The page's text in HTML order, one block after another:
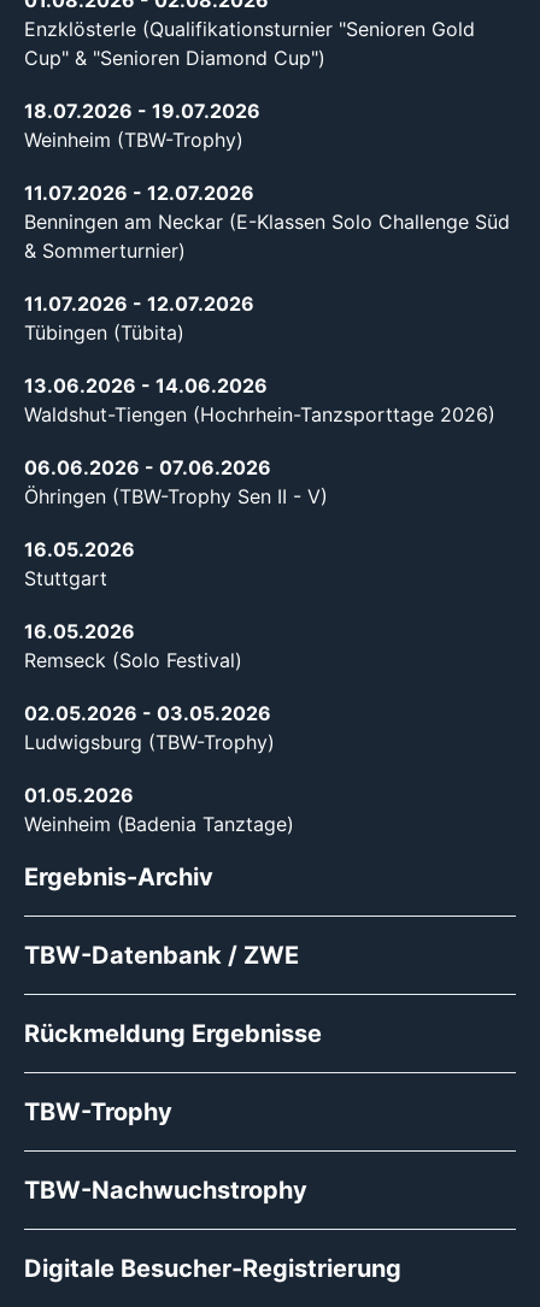
Enzklösterle (Qualifikationsturnier "Senioren Gold
Cup" & "Senioren Diamond Cup")
18.07.2026 - 19.07.2026
Weinheim (TBW-Trophy)
11.07.2026 - 12.07.2026
Benningen am Neckar (E-Klassen Solo Challenge Süd
& Sommerturnier)
11.07.2026 - 12.07.2026
Tübingen (Tübita)
13.06.2026 - 14.06.2026
Waldshut-Tiengen (Hochrhein-Tanzsporttage 2026)
06.06.2026 - 07.06.2026
Öhringen (TBW-Trophy Sen II - V)
16.05.2026
Stuttgart
16.05.2026
Remseck (Solo Festival)
02.05.2026 - 03.05.2026
Ludwigsburg (TBW-Trophy)
01.05.2026
Weinheim (Badenia Tanztage)
Ergebnis-Archiv
TBW-Datenbank / ZWE
Rückmeldung Ergebnisse
TBW-Trophy
TBW-Nachwuchstrophy
Digitale Besucher-Registrierung